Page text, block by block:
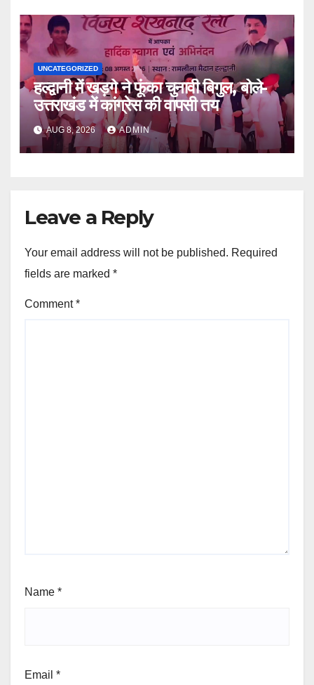
UNCATEGORIZED
हल्द्वानी में खड़गे ने फूंका चुनावी बिगुल, बोले-
उत्तराखंड में कांग्रेस की वापसी तय
AUG 8, 2026 ADMIN
Leave a Reply
Your email address will not be published. Required
fields are marked *
Comment*
Name *
Email *